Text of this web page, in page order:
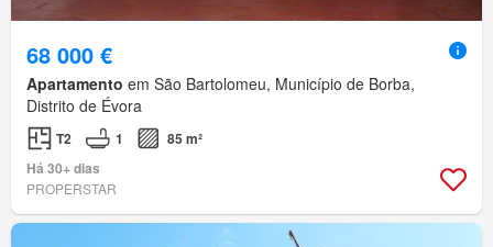
68 000 €
Apartamento em São Bartolomeu, Município de Borba,
Distrito de Évora
T2 1
85 m²
Há 30+ dias
PROPERSTAR